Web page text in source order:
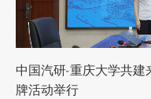
中国汽研-重庆大学共
牌活动举行